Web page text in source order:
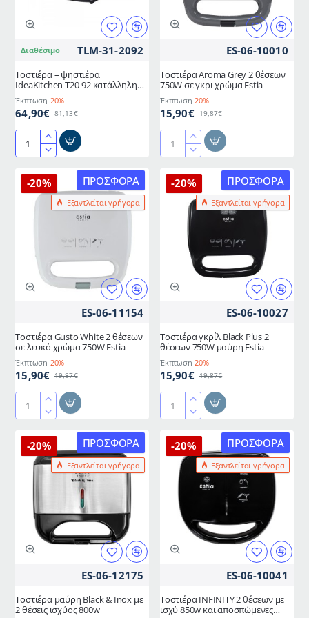
ψησίματος
Διαθέσιμο TLM-31-2092
Τοστιέρα – ψηστιέρα
IdeaKitchen T20-92 κατάλληλη
για 6 τόστ με πλάκες γρανίτη
TELEMAX
Έκπτωση-20%
64,90€ 81,13€
Τοστιέρα
ψηστιέρα
IdeaKitchen
ES-06-10010
Τοστιέρα Aroma Grey 2 θέσεων
750W σε γκρι χρώμα Estia
Έκπτωση-20%
15,90€ 19,87€
Τοστιέρα
Grey
θέσεων
ΠΡΟΣΦΟΡΆ
Εξαντλείται γρήγορα
-20%
ES-06-11154
Τοστιέρα Gusto White 2 θέσεων
σε λευκό χρώμα 750W Estia
Έκπτωση-20%
15,90€ 19,87€
Τοστιέρα
White
θέσεων
λευκό
χρώμα
750W
ΠΡΟΣΦΟΡΆ
Εξαντλείται γρήγορα
-20%
ES-06-10027
Τοστιέρα γκρίλ Black Plus 2
θέσεων 750W μαύρη Estia
Έκπτωση-20%
15,90€ 19,87€
Τοστιέρα
Black
Plus
θέσεων
750W
μαύρη
ΠΡΟΣΦΟΡΆ
Εξαντλείται γρήγορα
-20%
ES-06-12175
Τοστιέρα μαύρη Black & Inox με
2 θέσεις ισχύος 800w
ΠΡΟΣΦΟΡΆ
Εξαντλείται γρήγορα
-20%
ES-06-10041
Τοστιέρα INFINITY 2 θέσεων με
ισχύ 850w και αποσπώμενες